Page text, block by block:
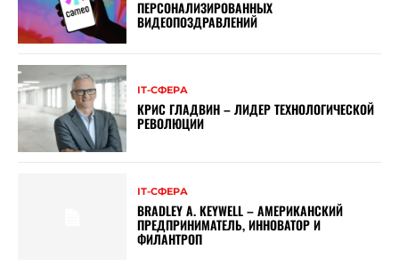
ПЕРСОНАЛИЗИРОВАННЫХ
ВИДЕОПОЗДРАВЛЕНИЙ
ІТ-СФЕРА
КРИС ГЛАДВИН – ЛИДЕР ТЕХНОЛОГИЧЕСКОЙ
РЕВОЛЮЦИИ
ІТ-СФЕРА
BRADLEY A. KEYWELL – АМЕРИКАНСКИЙ
ПРЕДПРИНИМАТЕЛЬ, ИННОВАТОР И
ФИЛАНТРОП